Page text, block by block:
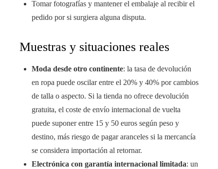
Tomar fotografías y mantener el embalaje al recibir el
pedido por si surgiera alguna disputa.
Muestras y situaciones reales
Moda desde otro continente: la tasa de devolución
en ropa puede oscilar entre el 20% y 40% por cambios
de talla o aspecto. Si la tienda no ofrece devolución
gratuita, el coste de envío internacional de vuelta
puede suponer entre 15 y 50 euros según peso y
destino, más riesgo de pagar aranceles si la mercancía
se considera importación al retornar.
Electrónica con garantía internacional limitada: un